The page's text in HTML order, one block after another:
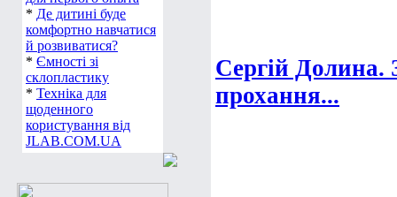
* Де дитині буде
комфортно навчатися
й розвиватися?
* Ємності зі
склопластику
* Техніка для
щоденного
користування від
JLAB.COM.UA
Сергій Долина.
прохання...